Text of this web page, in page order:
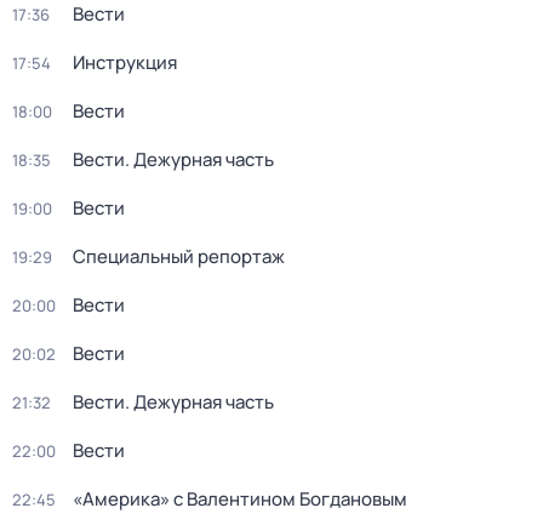
17:36 Вести
17:54 Инструкция
18:00 Вести
18:35 Вести. Дежурная часть
19:00 Вести
19:29 Специальный репортаж
20:00 Вести
20:02 Вести
21:32 Вести. Дежурная часть
22:00 Вести
22:45 «Америка» с Валентином Богдановым